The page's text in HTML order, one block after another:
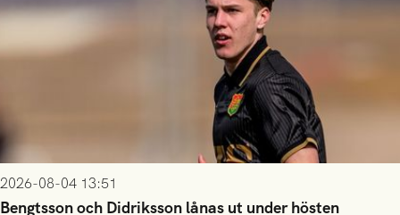
2026-08-04 13:51
Bengtsson och Didriksson lånas ut under hösten